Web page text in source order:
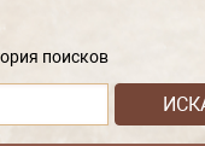
поисков